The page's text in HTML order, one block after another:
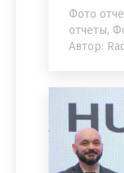
Фото
отчеты,
Автор: